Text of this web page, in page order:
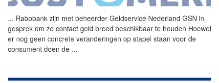
... Rabobank zijn met beheerder Geldservice Nederland GSN in
gesprek om zo contact geld breed beschikbaar te houden Hoewel
er nog geen concrete veranderingen op stapel staan voor de
consument doen de ...